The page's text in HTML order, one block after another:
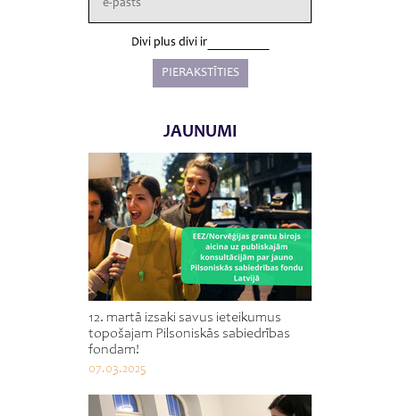
Divi plus divi ir
JAUNUMI
12. martā izsaki savus ieteikumus
topošajam Pilsoniskās sabiedrības
fondam!
07.03.2025